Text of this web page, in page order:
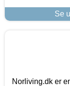
Se
Norliving.dk er